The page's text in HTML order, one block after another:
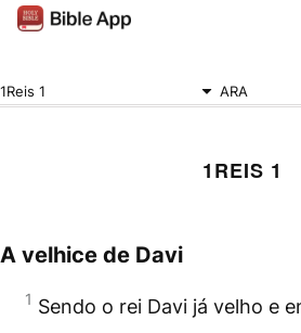
1Reis 1 ARA
1REIS 1
A velhice de Davi
1 Sendo o rei Davi já velho e